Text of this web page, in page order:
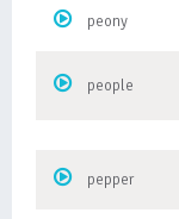
peony
people
pepper